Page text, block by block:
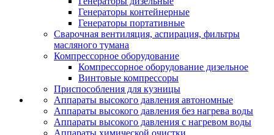
Генераторы контейнерные
Генераторы портативные
Сварочная вентиляция, аспирация, фильтры
масляного тумана
Компрессорное оборудование
Компрессорное оборудование дизельное
Винтовые компрессоры
Приспособления для кузницы
Аппараты высокого давления автономные
Аппараты высокого давления без нагрева воды
Аппараты высокого давления с нагревом воды
Аппараты химической очистки